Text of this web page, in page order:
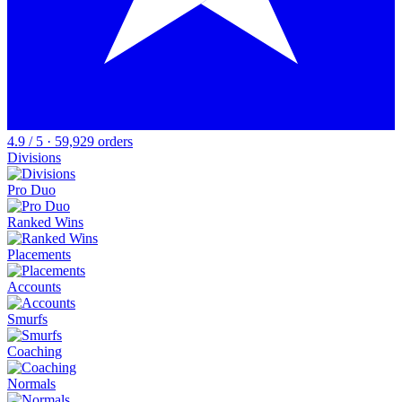
4.9 / 5 · 59,929 orders
Divisions
Pro Duo
Ranked Wins
Placements
Accounts
Smurfs
Coaching
Normals